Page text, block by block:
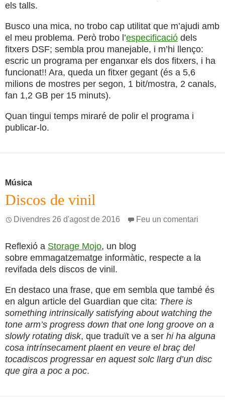
els talls.
Busco una mica, no trobo cap utilitat que m’ajudi amb
el meu problema. Però trobo l’especificació dels
fitxers DSF; sembla prou manejable, i m’hi llenço:
escric un programa per enganxar els dos fitxers, i ha
funcionat!! Ara, queda un fitxer gegant (és a 5,6
milions de mostres per segon, 1 bit/mostra, 2 canals,
fan 1,2 GB per 15 minuts).
Quan tingui temps miraré de polir el programa i
publicar-lo.
Música
Discos de vinil
Divendres 26 d'agost de 2016 Feu un comentari
Reflexió a Storage Mojo, un blog
sobre emmagatzematge informàtic, respecte a la
revifada dels discos de vinil.
En destaco una frase, que em sembla que també és
en algun article del Guardian que cita: There is
something intrinsically satisfying about watching the
tone arm’s progress down that one long groove on a
slowly rotating disk, que traduït ve a ser hi ha alguna
cosa intrínsecament plaent en veure el braç del
tocadiscos progressar en aquest solc llarg d’un disc
que gira a poc a poc.